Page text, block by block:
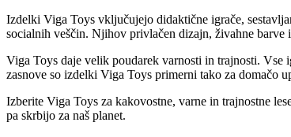
Izdelki Viga Toys vključujejo didaktične igrače,
socialnih veščin. Njihov privlačen dizajn, živahne barve
Viga Toys daje velik poudarek varnosti in trajnosti. Vse
zasnove so izdelki Viga Toys primerni tako za domačo
Izberite Viga Toys za kakovostne, varne in trajnostne
pa skrbijo za naš planet.